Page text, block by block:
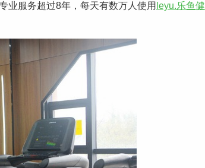
业服务超过8年，每天有数万人使用 leyu.乐鱼